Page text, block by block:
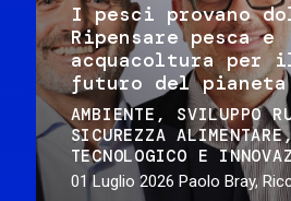
I pesci provano
Ripensare pesca e
acquacoltura per
futuro del pianeta
AMBIENTE
SVILUPPO
SICUREZZA ALIMENTARE
TECNOLOGICO E
01 Luglio 2026 Paolo Bray,